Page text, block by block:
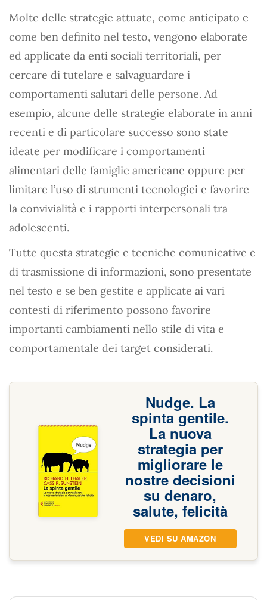
Molte delle strategie attuate, come anticipato e
come ben definito nel testo, vengono elaborate
ed applicate da enti sociali territoriali, per
cercare di tutelare e salvaguardare i
comportamenti salutari delle persone. Ad
esempio, alcune delle strategie elaborate in anni
recenti e di particolare successo sono state
ideate per modificare i comportamenti
alimentari delle famiglie americane oppure per
limitare l’uso di strumenti tecnologici e favorire
la convivialità e i rapporti interpersonali tra
adolescenti.
Tutte questa strategie e tecniche comunicative e
di trasmissione di informazioni, sono presentate
nel testo e se ben gestite e applicate ai vari
contesti di riferimento possono favorire
importanti cambiamenti nello stile di vita e
comportamentale dei target considerati.
Nudge. La
spinta gentile.
La nuova
strategia per
migliorare le
nostre decisioni
su denaro,
salute, felicità
VEDI SU AMAZON